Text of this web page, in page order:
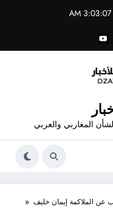
3:03:08 AM
المغاربي والعربي
عن الملاكمة إيمان خليف